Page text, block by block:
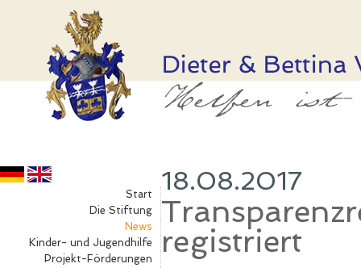
Start
Die Stiftung
News
Kinder- und Jugendhilfe
Projekt-Förderungen
18.08.2017
registriert